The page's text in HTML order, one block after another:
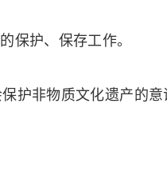
保护、保存工作。
护非物质文化遗产的意